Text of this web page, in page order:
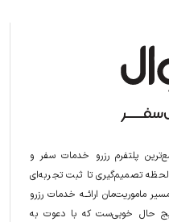
پلتفرم رزرو خدمات سفر و
لحظه‌ تصمیم‌گیری تا ثبت تجربه‌ای
ماموریت‌مان اراﺋــﻪ خدمات رزرو
حال خوبی‌ست که با دعوت به